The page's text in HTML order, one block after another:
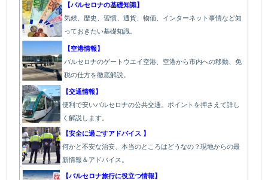
【バルセロナの基礎知識】
気候、歴史、習慣、通貨、物価、インターネット事情など知
っておきたい基礎知識。
【空港情報】
バルセロナのゲートウエイ空港、空港から市内への移動、免
税の仕方を徹底解説。
【交通情報】
便利で安いバルセロナの公共交通。ポイントを押さえて詳し
く解説します。
【安全に過ごすアドバイス 】
何かと不安な治安、本当のところはどうなの？現地からの最
新情報＆アドバイス。
【バルセロナ旅行に役立つ情報】